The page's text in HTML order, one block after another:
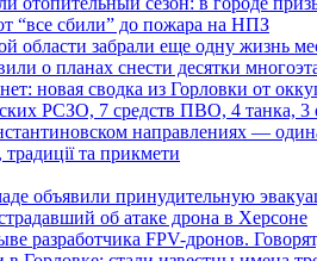
“все сбили” до пожара на НПЗ
области забрали еще одну жизнь
о планах снести десятки
новая сводка из Горловки от
РСЗО, 7 средств ПВО, 4 танка, 3
направлениях —
та прикмети
объявили принудительную
об атаке дрона в Херсоне
разработчика FPV-дронов.